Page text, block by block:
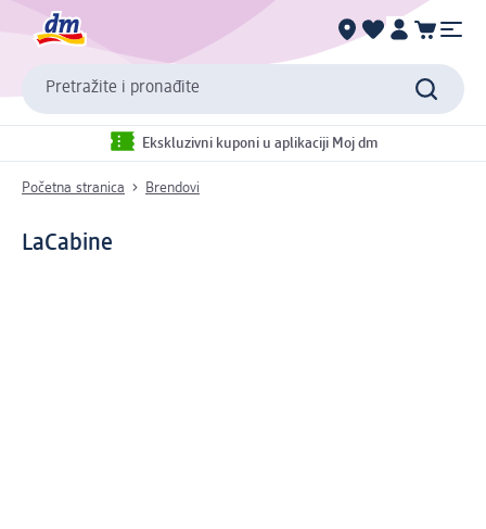
Pretražite i pronađite
Ekskluzivni kuponi u aplikaciji Moj dm
Početna stranica Brendovi
LaCabine